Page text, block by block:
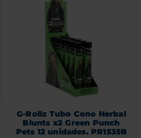
G-Rollz Tubo Cono Herbal
Blunts x2 Green Punch
Pets 12 unidades. PR1535B